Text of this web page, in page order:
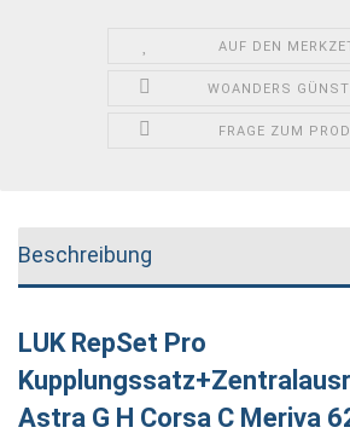
AUF DEN
WOANDERS
FRAGE ZUM
Beschreibung
LUK RepSet Pro
Astra G H Corsa C Meriva